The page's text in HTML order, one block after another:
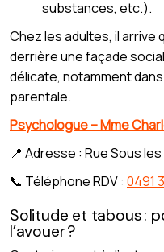
substances, etc.).
Chez les adultes, il arrive
derrière une façade
délicate, notamment
parentale.
Psychologue – Mme
📍 Adresse : Rue Sous
📞 Téléphone RDV : 0491
Solitude et tabous :
l’avouer ?